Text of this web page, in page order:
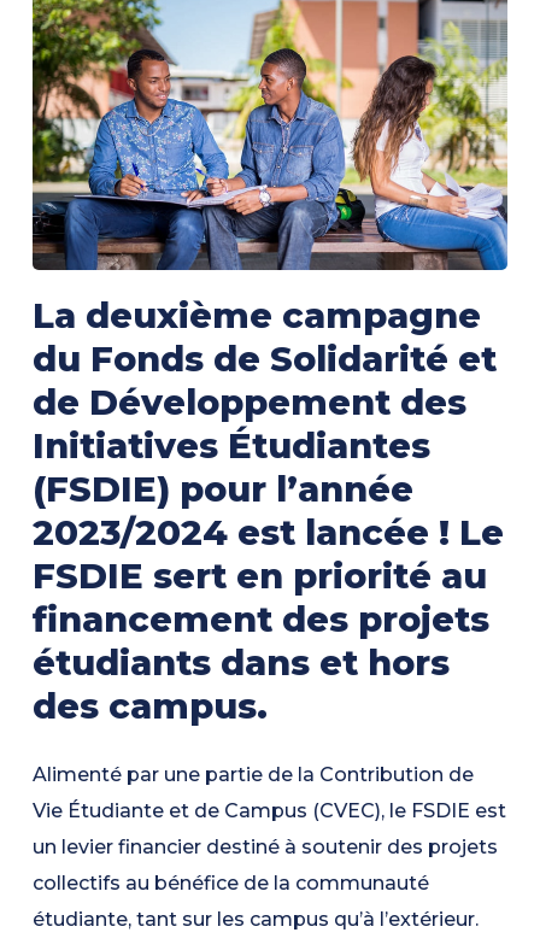
La deuxième campagne
du Fonds de Solidarité et
de Développement des
Initiatives Étudiantes
(FSDIE) pour l’année
2023/2024 est lancée ! Le
FSDIE sert en priorité au
financement des projets
étudiants dans et hors
des campus.
Alimenté par une partie de la Contribution de
Vie Étudiante et de Campus (CVEC), le FSDIE est
un levier financier destiné à soutenir des projets
collectifs au bénéfice de la communauté
étudiante, tant sur les campus qu’à l’extérieur.